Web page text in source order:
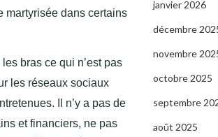
martyrisée dans certains
bras ce qui n’est pas
les réseaux sociaux
Il n’y a pas de
et financiers, ne pas
janvier 2026
décembre
novembre
octobre 2025
septembre
août 2025